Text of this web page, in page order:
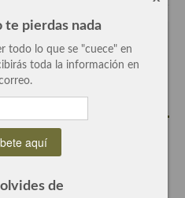
Bernad
y cocinera de este blog.
paso
te pierdas nada
todo lo que se "cuece" en
toda la información en
de